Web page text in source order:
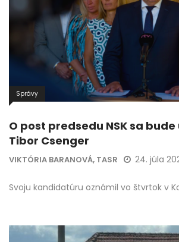
Správy
O post predsedu NSK sa
Tibor Csenger
VIKTÓRIA BARANOVÁ, TASR 24. júla
Svoju kandidatúru oznámil vo štvrtok v